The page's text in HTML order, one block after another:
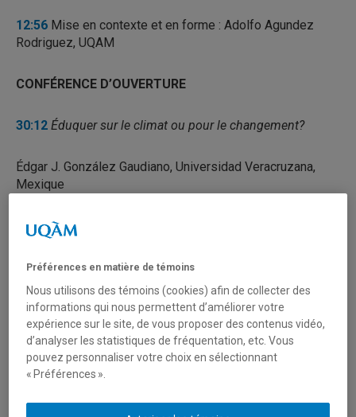
12:56 Mise en contexte et en forme : Adolfo Agundez
Rodriguez, UQAM
CONFÉRENCE D’OUVERTURE
30:12 Éduquer sur le climat ou pour le changement?
Édgar J. González Gaudiano, Universidad Veracruzana,
Mexique
27:21 Animation
Traduction simultanée : Isabel Orellana, UQAM
Interactions avec l’assemblé :1:11:18
1:36:41 Table ronde //
ÉTUDIANTS AU QUÉBEC
Préférences en matière de témoins
Nous utilisons des témoins (cookies) afin de collecter des
informations qui nous permettent d’améliorer votre
expérience sur le site, de vous proposer des contenus vidéo,
d’analyser les statistiques de fréquentation, etc. Vous
pouvez personnaliser votre choix en sélectionnant
« Préférences ».